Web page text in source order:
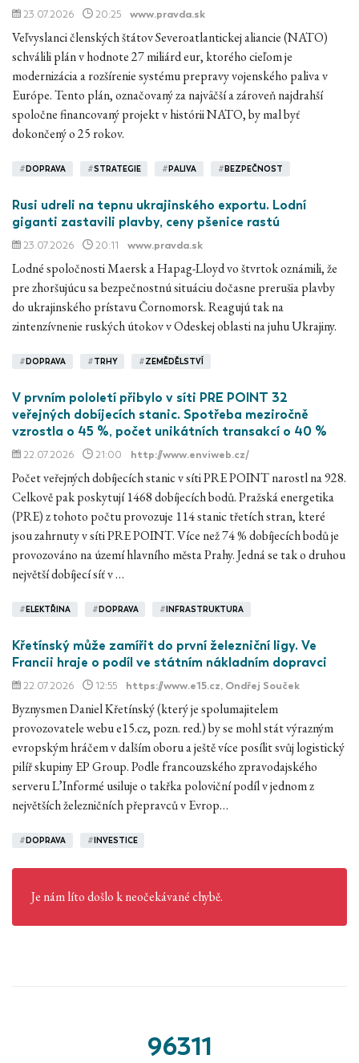
23.07.2026 20:25 www.pravda.sk
Veľvyslanci členských štátov Severoatlantickej aliancie (NATO)
schválili plán v hodnote 27 miliárd eur, ktorého cieľom je
modernizácia a rozšírenie systému prepravy vojenského paliva v
Európe. Tento plán, označovaný za najväčší a zároveň najdrahší
spoločne financovaný projekt v histórii NATO, by mal byť
dokončený o 25 rokov.
# DOPRAVA #STRATEGIE # PALIVA # BEZPEČNOST
Rusi udreli na tepnu ukrajinského exportu. Lodní
giganti zastavili plavby, ceny pšenice rastú
23.07.2026 20:11 www.pravda.sk
Lodné spoločnosti Maersk a Hapag-Lloyd vo štvrtok oznámili, že
pre zhoršujúcu sa bezpečnostnú situáciu dočasne prerušia plavby
do ukrajinského prístavu Čornomorsk. Reagujú tak na
zintenzívnenie ruských útokov v Odeskej oblasti na juhu Ukrajiny.
# DOPRAVA #TRHY #ZEMĚDĚLSTVÍ
V prvním pololetí přibylo v síti PRE POINT 32
veřejných dobíjecích stanic. Spotřeba meziročně
vzrostla o 45 %, počet unikátních transakcí o 40 %
22.07.2026 21:00 http://www.enviweb.cz/
Počet veřejných dobíjecích stanic v síti PRE POINT narostl na 928.
Celkově pak poskytují 1468 dobíjecích bodů. Pražská energetika
(PRE) z tohoto počtu provozuje 114 stanic třetích stran, které
jsou zahrnuty v síti PRE POINT. Více než 74 % dobíjecích bodů je
provozováno na území hlavního města Prahy. Jedná se tak o druhou
největší dobíjecí síť v …
# ELEKTŘINA # DOPRAVA # INFRASTRUKTURA
Křetínský může zamířit do první železniční ligy. Ve
Francii hraje o podíl ve státním nákladním dopravci
22.07.2026 12:55 https://www.e15.cz, Ondřej Souček
Byznysmen Daniel Křetínský (který je spolumajitelem
provozovatele webu e15.cz, pozn. red.) by se mohl stát výrazným
evropským hráčem v dalším oboru a ještě více posílit svůj logistický
pilíř skupiny EP Group. Podle francouzského zpravodajského
serveru L’Informé usiluje o takřka poloviční podíl v jednom z
největších železničních přepravců v Evrop…
# DOPRAVA # INVESTICE
Je nám líto došlo k neočekávané chybě.
96311